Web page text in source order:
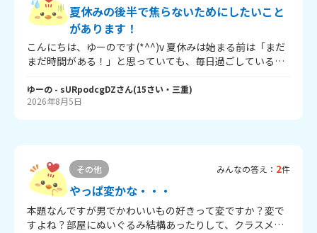
夏休みの後半で焦らないためにしたいこと
があります！
こんにちは、ゆーのです(*^^)v 夏休みは始まる前は「まだ
まだ時間がある！」と思っていても、毎日過ごしているう
そうなると、宿題が終わっていなかったり、生活リズムが
乱れてしまったりして、夏休みの終わりに慌ててしまいそ
ようなことを意識していますか？ 「これはやっておいてよ
かった！」と思ったことや、おすすめの過ごし方があれ
ば、ぜひ教えてください。 回答よろしくお願いします。 こ
こまで読んでいただきありがとうございました。
ゆーの - sURpodcgDZさん(15さい・ 三重)
2026年8月5日
その他 みんなの答え： 2件
やっぱ変かな・・・
本題なんですが男でかわいいもの好きって変ですか？変で
すよね？部屋にぬいぐるみ結構あったりして、クラスメイ